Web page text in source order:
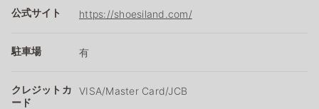
公式サイト https://shoesiland.com/
駐車場 有
クレジットカ
ード
VISA/Master Card/JCB